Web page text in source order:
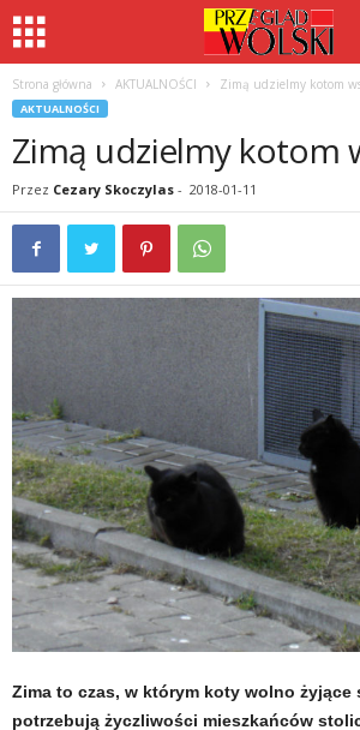
Strona główna AKTUALNOŚCI Zimą udzielmy kotom
AKTUALNOŚCI
Zimą udzielmy kotom
Przez Cezary Skoczylas - 2018-01-11
Zima to czas, w którym koty wolno żyjące
potrzebują życzliwości mieszkańców